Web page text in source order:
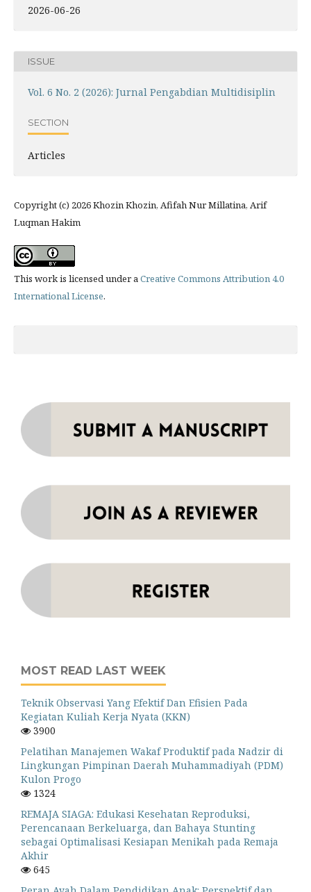
2026-06-26
ISSUE
Vol. 6 No. 2 (2026): Jurnal Pengabdian Multidisiplin
SECTION
Articles
Copyright (c) 2026 Khozin Khozin, Afifah Nur Millatina, Arif
Luqman Hakim
This work is licensed under aCreative Commons Attribution 4.0
International License.
MOST READ LAST WEEK
Teknik Observasi Yang Efektif Dan Efisien Pada
Kegiatan Kuliah Kerja Nyata (KKN)
3900
Pelatihan Manajemen Wakaf Produktif pada Nadzir di
Lingkungan Pimpinan Daerah Muhammadiyah (PDM)
Kulon Progo
1324
REMAJA SIAGA: Edukasi Kesehatan Reproduksi,
Perencanaan Berkeluarga, dan Bahaya Stunting
sebagai Optimalisasi Kesiapan Menikah pada Remaja
Akhir
645